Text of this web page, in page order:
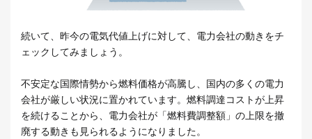
続いて、昨今の電気代値上げに対して、電力会社の動きをチ
ェックしてみましょう。
不安定な国際情勢から燃料価格が高騰し、国内の多くの電力
会社が厳しい状況に置かれています。燃料調達コストが上昇
を続けることから、電力会社が「燃料費調整額」の上限を撤
廃する動きも見られるようになりました。